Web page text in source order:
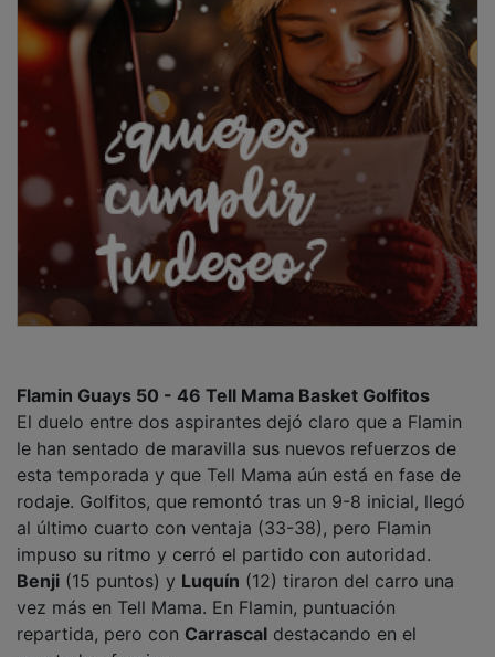
El duelo entre dos aspirantes dejó claro que a Flamin
le han sentado de maravilla sus nuevos refuerzos de
esta temporada y que Tell Mama aún está en fase de
rodaje. Golfitos, que remontó tras un 9-8 inicial, llegó
al último cuarto con ventaja (33-38), pero Flamin
impuso su ritmo y cerró el partido con autoridad.
Benji(15 puntos) yLuquín (12) tiraron del carro una
vez más en Tell Mama. En Flamin, puntuación
repartida, pero conCarrascaldestacando en el
apartado ofensivo.